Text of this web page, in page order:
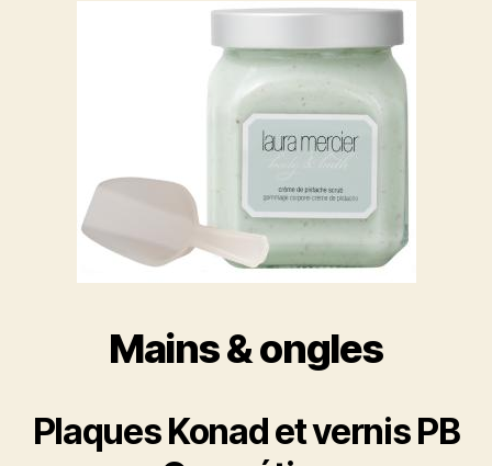
Mains & ongles
Plaques Konad et vernis PB